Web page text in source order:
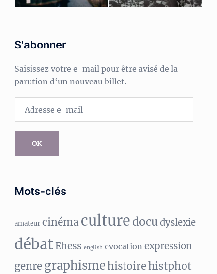
S'abonner
Saisissez votre e-mail pour être avisé de la
parution d‘un nouveau billet.
OK
Mots-clés
amateur cinémaculture docudyslexie
débat Ehess english evocation expression
genregraphismehistoirehistphot